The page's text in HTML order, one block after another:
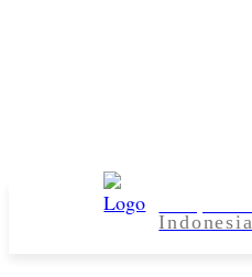
Indonesia